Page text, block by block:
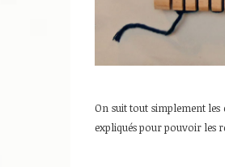
On suit tout simplement
expliqués pour pouvoir les